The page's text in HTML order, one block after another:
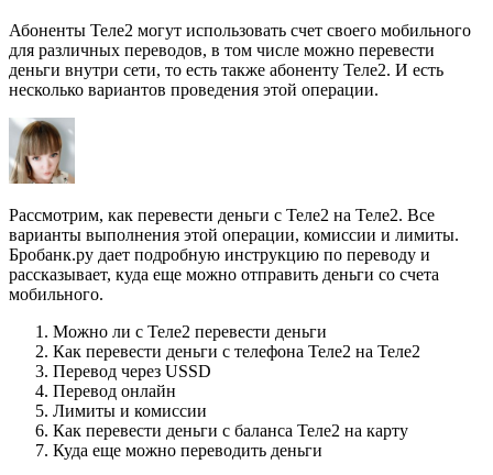
Абоненты Теле2 могут использовать счет своего мобильного
для различных переводов, в том числе можно перевести
деньги внутри сети, то есть также абоненту Теле2. И есть
несколько вариантов проведения этой операции.
Рассмотрим, как перевести деньги с Теле2 на Теле2. Все
варианты выполнения этой операции, комиссии и лимиты.
Бробанк.ру дает подробную инструкцию по переводу и
рассказывает, куда еще можно отправить деньги со счета
мобильного.
Можно ли с Теле2 перевести деньги
Как перевести деньги с телефона Теле2 на Теле2
Перевод через USSD
Перевод онлайн
Лимиты и комиссии
Как перевести деньги с баланса Теле2 на карту
Куда еще можно переводить деньги